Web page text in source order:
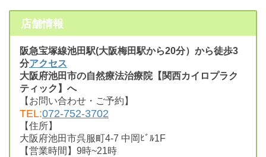
店舗情報
阪急宝塚線池田駅(大阪梅田駅から20分）から徒歩3
分アクセス
大阪府池田市の自然療法治療院【関西カイロプラク
ティック】へ
【お問い合わせ・ご予約】
TEL:072-752-3702
【住所】
大阪府池田市呉服町4-7 中岡ﾋﾞﾙ1F
【営業時間】9時~21時